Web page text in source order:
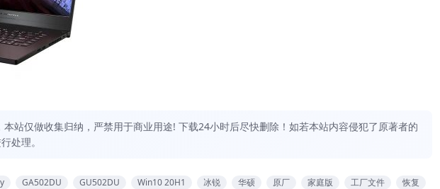
站仅做收集归纳，严禁用于商业用途! 下载24小时后尽快删除！如若本站内容侵犯了原著者的
处理。
GA502DU GU502DU Win10 20H1 冰锐 华硕 原厂 家庭版 工厂文件
恢复